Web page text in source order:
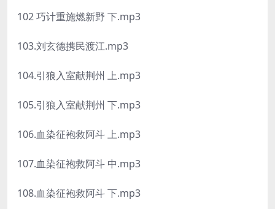
102 巧计重施燃新野 下.mp3
103.刘玄德携民渡江.mp3
104.引狼入室献荆州 上.mp3
105.引狼入室献荆州 下.mp3
106.血染征袍救阿斗 上.mp3
107.血染征袍救阿斗 中.mp3
108.血染征袍救阿斗 下.mp3